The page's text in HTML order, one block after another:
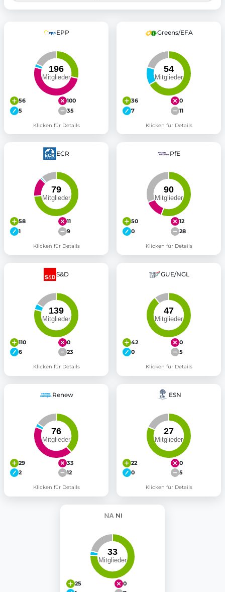
EPP
56
100
5
35
Klicken für Details
Greens/EFA
36
0
7
11
Klicken für Details
ECR
58
11
1
9
Klicken für Details
PfE
50
12
0
28
Klicken für Details
S&D
110
0
6
23
Klicken für Details
GUE/NGL
42
0
0
5
Klicken für Details
Renew
29
33
2
12
Klicken für Details
ESN
22
0
0
5
Klicken für Details
NI
25
0